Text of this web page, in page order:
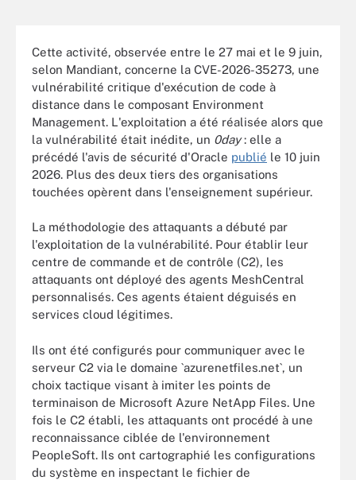
Cette activité, observée entre le 27 mai et le 9 juin,
selon Mandiant, concerne la CVE-2026-35273, une
vulnérabilité critique d'exécution de code à
distance dans le composant Environment
Management. L'exploitation a été réalisée alors que
la vulnérabilité était inédite, un 0day: elle a
précédé l'avis de sécurité d'Oracle publié le 10 juin
2026. Plus des deux tiers des organisations
touchées opèrent dans l'enseignement supérieur.
La méthodologie des attaquants a débuté par
l'exploitation de la vulnérabilité. Pour établir leur
centre de commande et de contrôle (C2), les
attaquants ont déployé des agents MeshCentral
personnalisés. Ces agents étaient déguisés en
services cloud légitimes.
Ils ont été configurés pour communiquer avec le
serveur C2 via le domaine `azurenetfiles.net`, un
choix tactique visant à imiter les points de
terminaison de Microsoft Azure NetApp Files. Une
fois le C2 établi, les attaquants ont procédé à une
reconnaissance ciblée de l'environnement
PeopleSoft. Ils ont cartographié les configurations
du système en inspectant le fichier de